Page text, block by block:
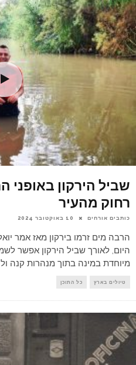
שביל הירקון באופני
רחוק מהעיר
כותבים אורחים 10 באוקטובר 2024
הרבה מים זרמו בירקון מאז אמר
היום, לאורך שביל הירקון אפשר
מיוחדת במינה בתוך מנהרות קנה
טיולים בארץ כל התוכן